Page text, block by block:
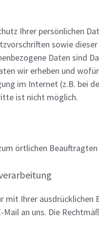
Ihrer persönlichen
sowie
Daten sind
wir erheben und
im Internet (z.B. bei
ist nicht möglich.
örtlichen
mit Ihrer
an uns. Die